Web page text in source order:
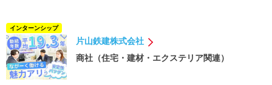
インターンシップ
片山鉄建株式会社
商社（住宅・建材・エクステリア関連）